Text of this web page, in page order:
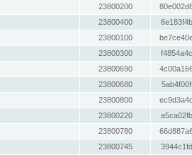
23800200
23800400
23800100
23800300
23800690
23800680
23800800
23800220
23800780
23800745